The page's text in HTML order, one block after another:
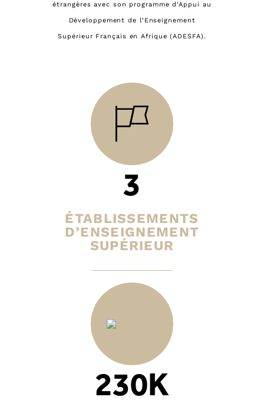
étrangères avec son programme d’Appui au
Développement de l’Enseignement
Supérieur Français en Afrique (ADESFA).
3
ÉTABLISSEMENTS
D’ENSEIGNEMENT
SUPÉRIEUR
230K